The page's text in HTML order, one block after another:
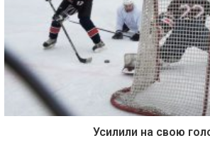
Усилили на свою